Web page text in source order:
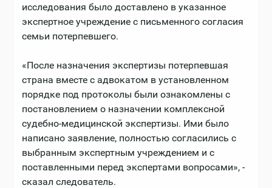
исследования было доставлено в указанное
экспертное учреждение с письменного согласия
семьи потерпевшего.
«После назначения экспертизы потерпевшая
страна вместе с адвокатом в установленном
порядке под протоколы были ознакомлены с
постановлением о назначении комплексной
судебно-медицинской экспертизы. Ими было
написано заявление, полностью согласились с
выбранным экспертным учреждением и с
поставленными перед экспертами вопросами», -
сказал следователь.